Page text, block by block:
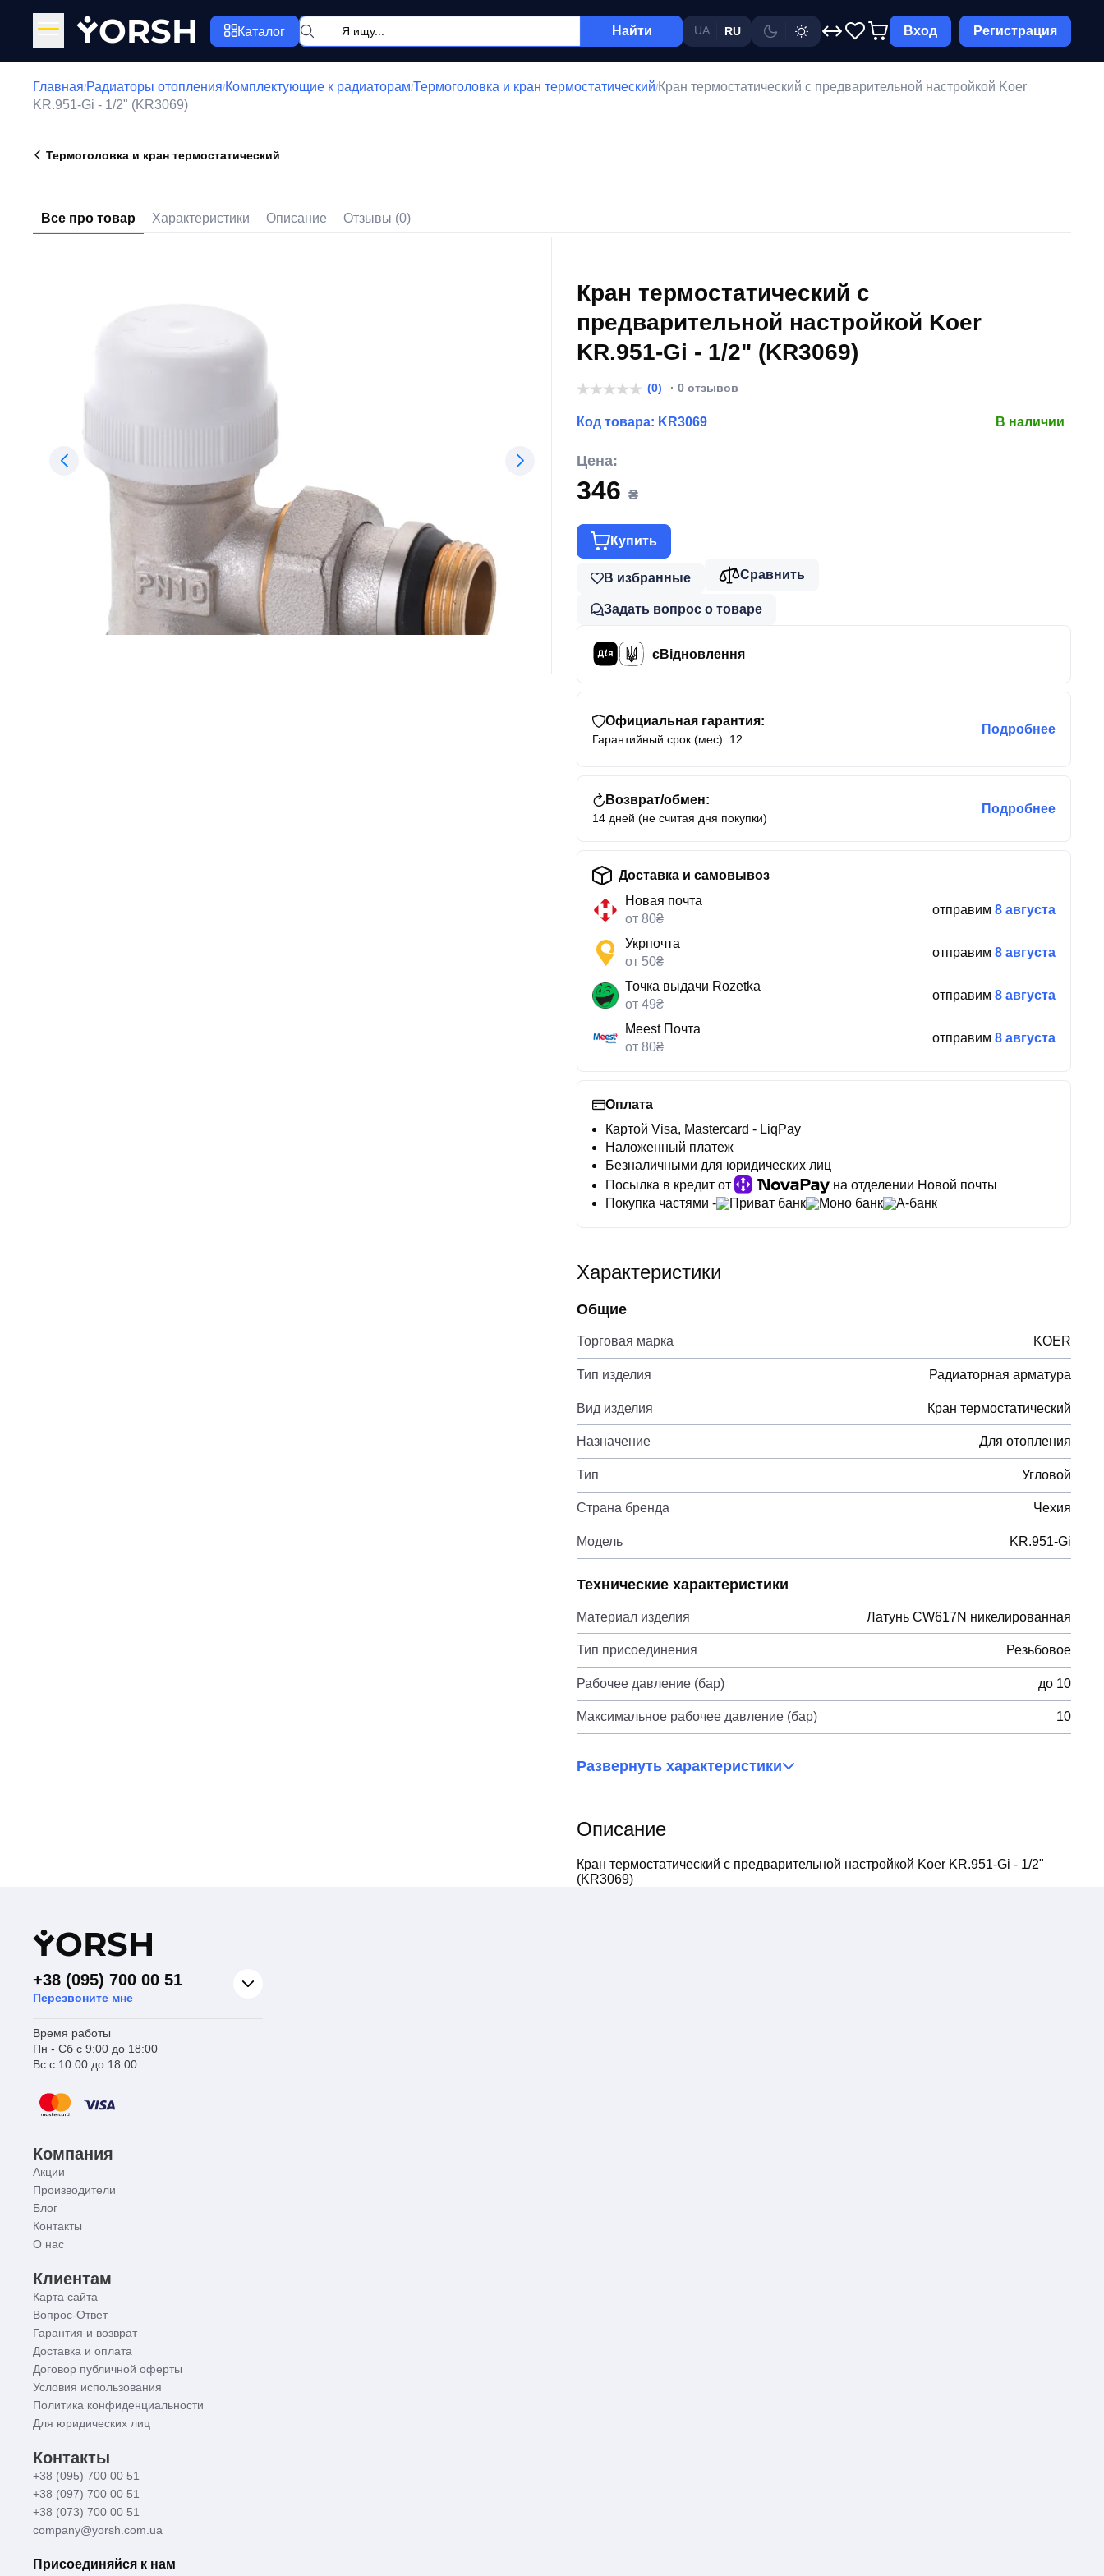
YORSH Каталог Найти UA RU Вход Регистрация
Главная/Радиаторы отопления/Комплектующие к радиаторам/Термоголовка и кран термостатический/Кран термостатический с предварительной настройкой Koer
KR.951-Gi - 1/2" (KR3069)
Термоголовка и кран термостатический
Все про товар Характеристики Описание Отзывы (0)
Кран термостатический с
предварительной настройкой Koer
KR.951-Gi - 1/2" (KR3069)
(0) · 0 отзывов
Код товара: KR3069 В наличии
Цена:
346 ₴
Купить
В избранные Сравнить
Задать вопрос о товаре
єВідновлення
Официальная гарантия:
Гарантийный срок (мес): 12
Подробнее
Возврат/обмен:
14 дней (не считая дня покупки)
Подробнее
Доставка и самовывоз
Новая почта
от 80₴
отправим 8 августа
Укрпочта
от 50₴
отправим 8 августа
Точка выдачи Rozetka
от 49₴
отправим 8 августа
Meest Почта
от 80₴
отправим 8 августа
Оплата
Картой Visa, Mastercard - LiqPay
Наложенный платеж
Безналичными для юридических лиц
Посылка в кредит от
на отделении Новой почты
Покупка частями -
Приват банк Моно банк А-банк
Характеристики
Общие
Торговая марка KOER
Тип изделия Радиаторная арматура
Вид изделия Кран термостатический
Назначение Для отопления
Тип Угловой
Страна бренда Чехия
Модель KR.951-Gi
Технические характеристики
Материал изделия Латунь CW617N никелированная
Тип присоединения Резьбовое
Рабочее давление (бар) до 10
Максимальное рабочее давление (бар) 10
Развернуть характеристики
Описание
Кран термостатический с предварительной настройкой Koer KR.951-Gi - 1/2"
(KR3069)
YORSH
+38 (095) 700 00 51
Перезвоните мне
Время работы
Пн - Сб с 9:00 до 18:00
Вс с 10:00 до 18:00
Компания
Акции
Производители
Блог
Контакты
О нас
Клиентам
Карта сайта
Вопрос-Ответ
Гарантия и возврат
Доставка и оплата
Договор публичной оферты
Условия использования
Политика конфиденциальности
Для юридических лиц
Контакты
+38 (095) 700 00 51
+38 (097) 700 00 51
+38 (073) 700 00 51
company@yorsh.com.ua
Присоединяйся к нам